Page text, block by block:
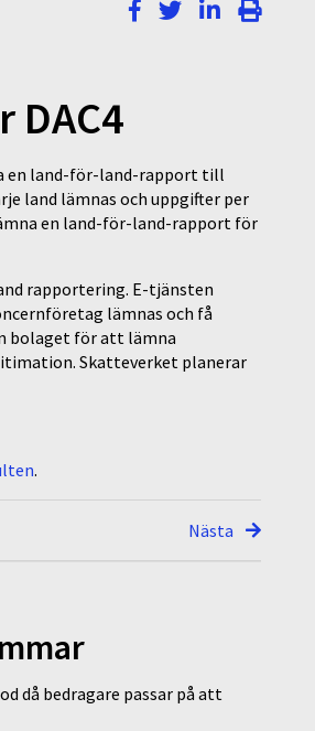
en land-för-land-rapport till
land lämnas och uppgifter per
en land-för-land-rapport för
rapportering. E-tjänsten
lämnas och få
bolaget för att lämna
Skatteverket planerar
.
Nästa
då bedragare passar på att